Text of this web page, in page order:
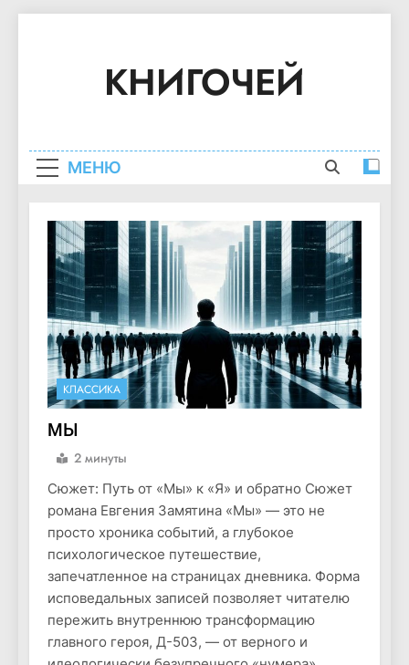
содержимомуКНИГОЧЕЙ
МЕНЮ
КЛАССИКА
МЫ
2 минуты
Сюжет: Путь от «Мы» к «Я» и обратно Сюжет
романа Евгения Замятина «Мы» — это не
просто хроника событий, а глубокое
психологическое путешествие,
запечатленное на страницах дневника. Форма
исповедальных записей позволяет читателю
пережить внутреннюю трансформацию
главного героя, Д-503, — от верного и